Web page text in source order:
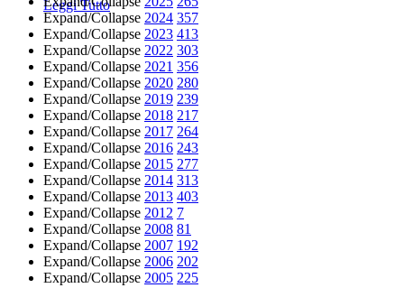
Leggi Tutto
Expand/Collapse 2024 357
Expand/Collapse 2023 413
Expand/Collapse 2022 303
Expand/Collapse 2021 356
Expand/Collapse 2020 280
Expand/Collapse 2019 239
Expand/Collapse 2018 217
Expand/Collapse 2017 264
Expand/Collapse 2016 243
Expand/Collapse 2015 277
Expand/Collapse 2014 313
Expand/Collapse 2013 403
Expand/Collapse 2012 7
Expand/Collapse 2008 81
Expand/Collapse 2007 192
Expand/Collapse 2006 202
Expand/Collapse 2005 225